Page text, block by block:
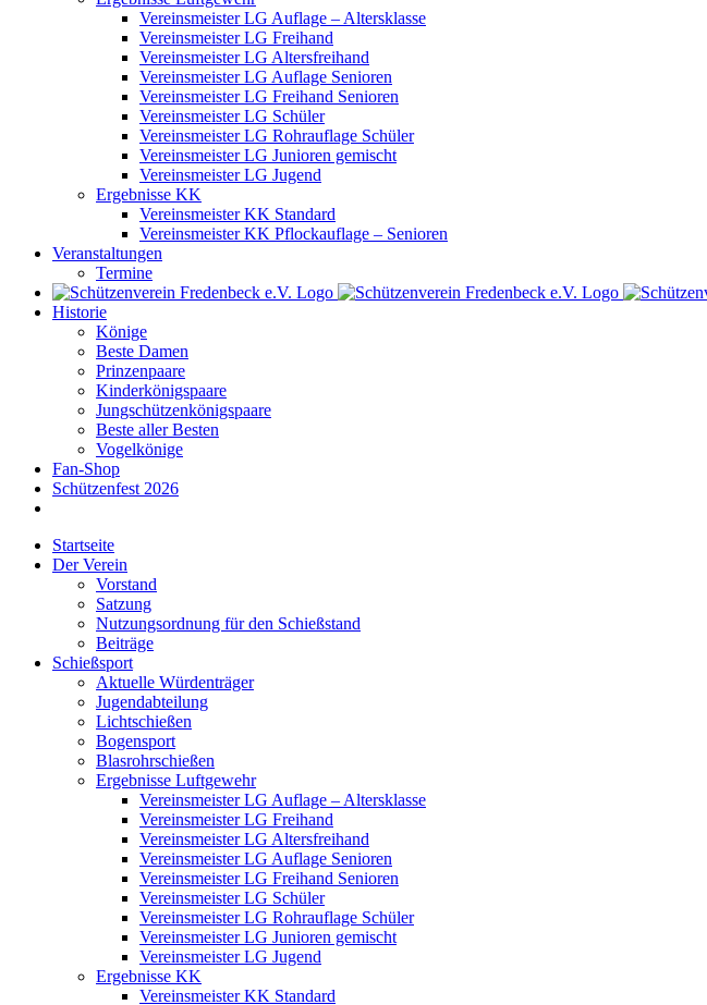
Vereinsmeister LG Auflage – Altersklasse
Vereinsmeister LG Freihand
Vereinsmeister LG Altersfreihand
Vereinsmeister LG Auflage Senioren
Vereinsmeister LG Freihand Senioren
Vereinsmeister LG Schüler
Vereinsmeister LG Rohrauflage Schüler
Vereinsmeister LG Junioren gemischt
Vereinsmeister LG Jugend
Ergebnisse KK
Vereinsmeister KK Standard
Vereinsmeister KK Pflockauflage – Senioren
Veranstaltungen
Termine
Historie
Könige
Beste Damen
Prinzenpaare
Kinderkönigspaare
Jungschützenkönigspaare
Beste aller Besten
Vogelkönige
Fan-Shop
Schützenfest 2026
Startseite
Der Verein
Vorstand
Satzung
Nutzungsordnung für den Schießstand
Beiträge
Schießsport
Aktuelle Würdenträger
Jugendabteilung
Lichtschießen
Bogensport
Blasrohrschießen
Ergebnisse Luftgewehr
Vereinsmeister LG Auflage – Altersklasse
Vereinsmeister LG Freihand
Vereinsmeister LG Altersfreihand
Vereinsmeister LG Auflage Senioren
Vereinsmeister LG Freihand Senioren
Vereinsmeister LG Schüler
Vereinsmeister LG Rohrauflage Schüler
Vereinsmeister LG Junioren gemischt
Vereinsmeister LG Jugend
Ergebnisse KK
Vereinsmeister KK Standard